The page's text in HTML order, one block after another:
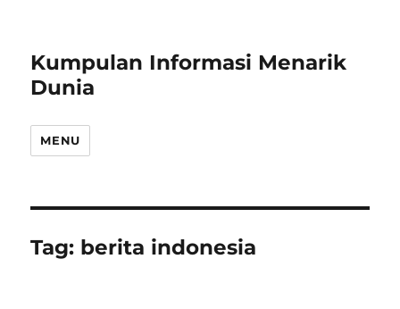
Kumpulan Informasi Menarik
Dunia
MENU
Tag: berita indonesia